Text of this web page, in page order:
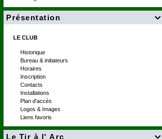

Présentation
LE CLUB
Historique
Bureau & initiateurs
Horaires
Inscription
Contacts
Installations
Plan d'accès
Logos & Images
Liens favoris

Le Tir à l' Arc